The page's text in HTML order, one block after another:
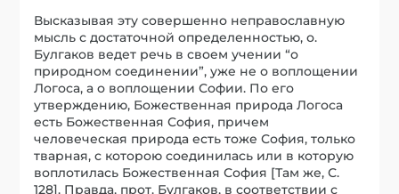
Высказывая эту совершенно неправославную
мысль с достаточной определенностью, о.
Булгаков ведет речь в своем учении “о
природном соединении”, уже не о воплощении
Логоса, а о воплощении Софии. По его
утверждению, Божественная природа Логоса
есть Божественная София, причем
человеческая природа есть тоже София, только
тварная, с которою соединилась или в которую
воплотилась Божественная София [Там же, С.
128]. Правда, прот. Булгаков, в соответствии с